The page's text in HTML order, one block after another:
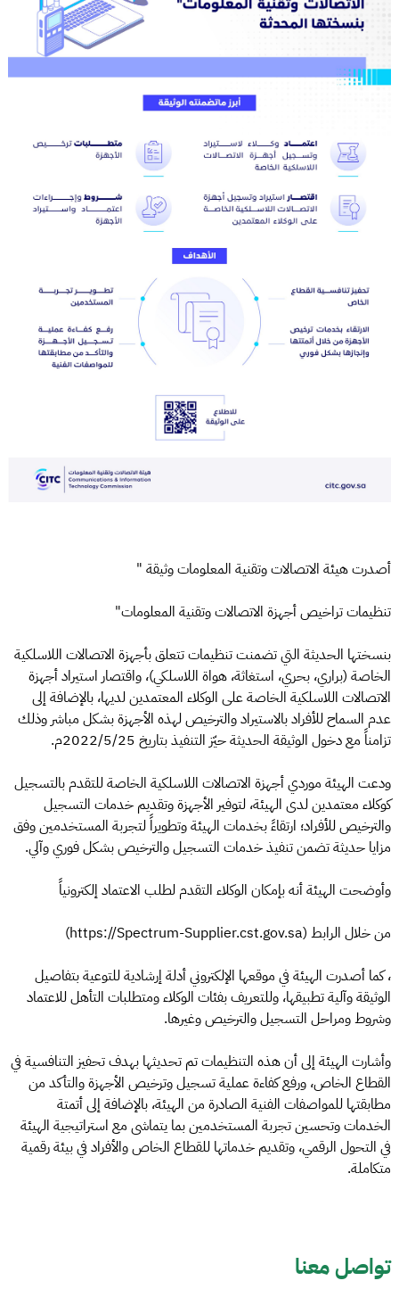
أصدرت هيئة الاتصالات وتقنية المعلومات وثيقة "
تنظيمات تراخيص أجهزة الاتصالات وتقنية المعلومات"
بنسختها الحديثة التي تضمنت تنظيمات تتعلق بأجهزة الاتصالات اللاسلكية
الخاصة (براري، بحري، استغاثة، هواة اللاسلكي)، واقتصار استيراد أجهزة
الاتصالات اللاسلكية الخاصة على الوكلاء المعتمدين لديها، بالإضافة إلى
عدم السماح للأفراد بالاستيراد والترخيص لهذه الأجهزة بشكل مباشر وذلك
تزامناً مع دخول الوثيقة الحديثة حيّز التنفيذ بتاريخ 2022/5/25م.
ودعت الهيئة موردي أجهزة الاتصالات اللاسلكية الخاصة للتقدم بالتسجيل
كوكلاء معتمدين لدى الهيئة، لتوفير الأجهزة وتقديم خدمات التسجيل
والترخيص للأفراد؛ ارتقاءً بخدمات الهيئة وتطويراً لتجربة المستخدمين وفق
مزايا حديثة تضمن تنفيذ خدمات التسجيل والترخيص بشكل فوري وآلي.
وأوضحت الهيئة أنه بإمكان الوكلاء التقدم لطلب الاعتماد إلكترونياً
من خلال الرابط (https://Spectrum-Supplier.cst.gov.sa)
، كما أصدرت الهيئة في موقعها الإلكتروني أدلة إرشادية للتوعية بتفاصيل
الوثيقة وآلية تطبيقها، وللتعريف بفئات الوكلاء ومتطلبات التأهل للاعتماد
وشروط ومراحل التسجيل والترخيص وغيرها.
وأشارت الهيئة إلى أن هذه التنظيمات تم تحديثها بهدف تحفيز التنافسية في
القطاع الخاص، ورفع كفاءة عملية تسجيل وترخيص الأجهزة والتأكد من
مطابقتها للمواصفات الفنية الصادرة من الهيئة، بالإضافة إلى أتمتة
الخدمات وتحسين تجربة المستخدمين بما يتماشى مع استراتيجية الهيئة
في التحول الرقمي، وتقديم خدماتها للقطاع الخاص والأفراد في بيئة رقمية
متكاملة.
تواصل معنا